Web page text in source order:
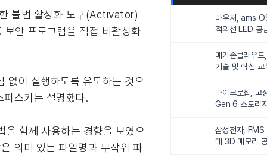
불법 활성화 도구(Activator)
안 프로그램을 직접 비활성화
없이 실행하도록 유도하는 것으
스키는 설명했다.
함께 사용하는 경향을 보였으
의미 있는 파일명과 무작위 파
마우저, ams
적외선 LED 공
메가존클라우드
기술 및 혁신
마이크로칩, 고
Gen 6 스토리
삼성전자,
대 3D 메모리